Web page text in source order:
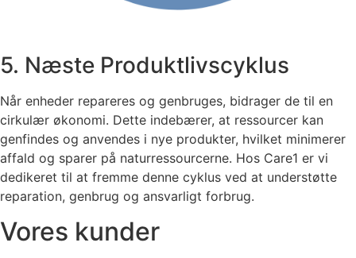
5. Næste Produktlivscyklus
Når enheder repareres og genbruges, bidrager de til en
cirkulær økonomi. Dette indebærer, at ressourcer kan
genfindes og anvendes i nye produkter, hvilket minimerer
affald og sparer på naturressourcerne. Hos Care1 er vi
dedikeret til at fremme denne cyklus ved at understøtte
reparation, genbrug og ansvarligt forbrug.
Vores kunder